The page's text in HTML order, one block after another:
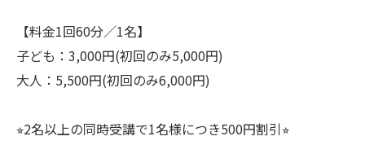
【料金1回60分／1名】
子ども：3,000円(初回のみ5,000円)
大人：5,500円(初回のみ6,000円)
⭐︎2名以上の同時受講で1名様につき500円割引⭐︎